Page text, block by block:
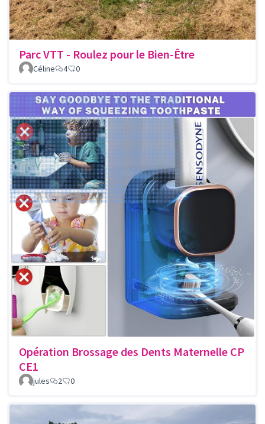
Parc VTT - Roulez pour le Bien-Être
Céline 4 0
Opération Brossage des Dents Maternelle CP
CE1
jules 2 0